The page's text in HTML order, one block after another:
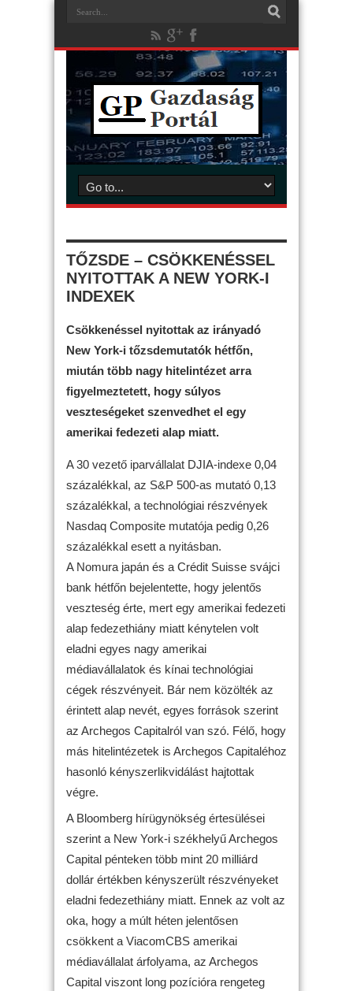
TŐZSDE – CSÖKKENÉSSEL
NYITOTTAK A NEW YORK-I
INDEXEK
Csökkenéssel nyitottak az irányadó
New York-i tőzsdemutatók hétfőn,
miután több nagy hitelintézet arra
figyelmeztetett, hogy súlyos
veszteségeket szenvedhet el egy
amerikai fedezeti alap miatt.
A 30 vezető iparvállalat DJIA-indexe 0,04
százalékkal, az S&P 500-as mutató 0,13
százalékkal, a technológiai részvények
Nasdaq Composite mutatója pedig 0,26
százalékkal esett a nyitásban.
A Nomura japán és a Crédit Suisse svájci
bank hétfőn bejelentette, hogy jelentős
veszteség érte, mert egy amerikai fedezeti
alap fedezethiány miatt kénytelen volt
eladni egyes nagy amerikai
médiavállalatok és kínai technológiai
cégek részvényeit. Bár nem közölték az
érintett alap nevét, egyes források szerint
az Archegos Capitalról van szó. Félő, hogy
más hitelintézetek is Archegos Capitaléhoz
hasonló kényszerlikvidálást hajtottak
végre.
A Bloomberg hírügynökség értesülései
szerint a New York-i székhelyű Archegos
Capital pénteken több mint 20 milliárd
dollár értékben kényszerült részvényeket
eladni fedezethiány miatt. Ennek az volt az
oka, hogy a múlt héten jelentősen
csökkent a ViacomCBS amerikai
médiavállalat árfolyama, az Archegos
Capital viszont long pozícióra rengeteg